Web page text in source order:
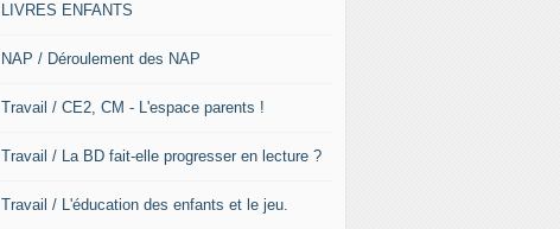
LIVRES ENFANTS
NAP / Déroulement des NAP
Travail / CE2, CM - L'espace parents !
Travail / La BD fait-elle progresser en lecture ?
Travail / L'éducation des enfants et le jeu.